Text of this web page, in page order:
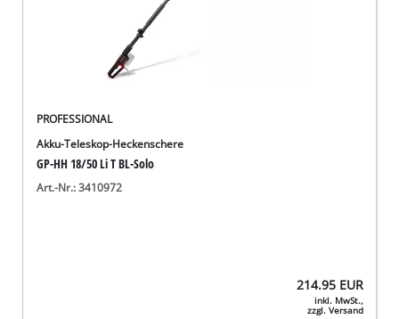
PROFESSIONAL
Akku-Teleskop-Heckenschere
GP-HH 18/50 Li T BL-Solo
Art.-Nr.: 3410972
214.95 EUR
inkl. MwSt.,
zzgl. Versand